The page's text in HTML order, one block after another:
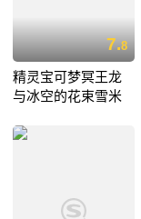
7.8
精灵宝可梦冥王龙
与冰空的花束雪米